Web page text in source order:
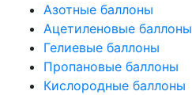
Азотные баллоны
Ацетиленовые баллоны
Гелиевые баллоны
Пропановые баллоны
Кислородные баллоны